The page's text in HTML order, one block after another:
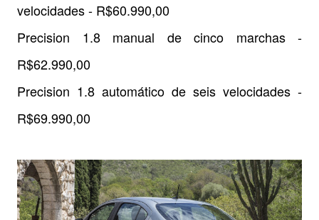
velocidades - R$60.990,00
Precision 1.8 manual de cinco marchas -
R$62.990,00
Precision 1.8 automático de seis velocidades -
R$69.990,00